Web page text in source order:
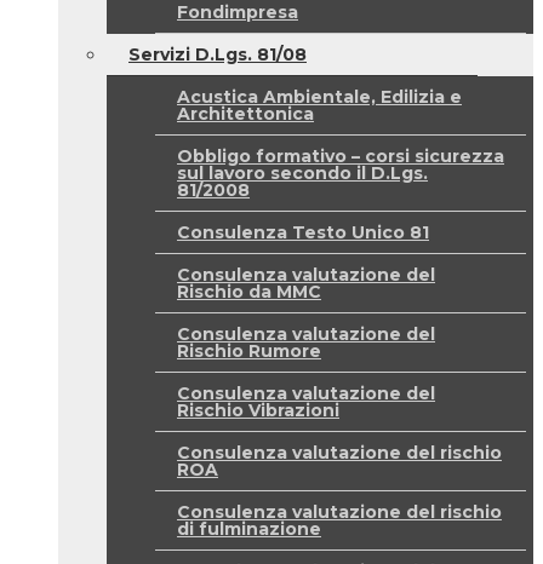
Fondimpresa
Servizi D.Lgs. 81/08
Acustica Ambientale, Edilizia e
Architettonica
Obbligo formativo – corsi sicurezza
sul lavoro secondo il D.Lgs.
81/2008
Consulenza Testo Unico 81
Consulenza valutazione del
Rischio da MMC
Consulenza valutazione del
Rischio Rumore
Consulenza valutazione del
Rischio Vibrazioni
Consulenza valutazione del rischio
ROA
Consulenza valutazione del rischio
di fulminazione